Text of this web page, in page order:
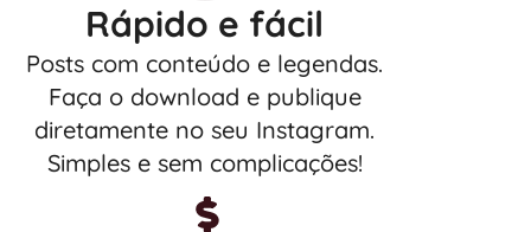
Rápido e fácil
Posts com conteúdo e legendas.
Faça o download e publique
diretamente no seu Instagram.
Simples e sem complicações!